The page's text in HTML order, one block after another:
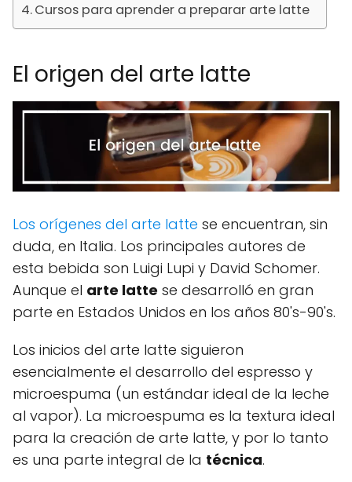
Cursos para aprender a preparar arte latte
El origen del arte latte
Los orígenes del arte latte se encuentran, sin
duda, en Italia. Los principales autores de
esta bebida son Luigi Lupi y David Schomer.
Aunque el arte latte se desarrolló en gran
parte en Estados Unidos en los años 80's-90's.
Los inicios del arte latte siguieron
esencialmente el desarrollo del espresso y
microespuma (un estándar ideal de la leche
al vapor). La microespuma es la textura ideal
para la creación de arte latte, y por lo tanto
es una parte integral de la técnica.